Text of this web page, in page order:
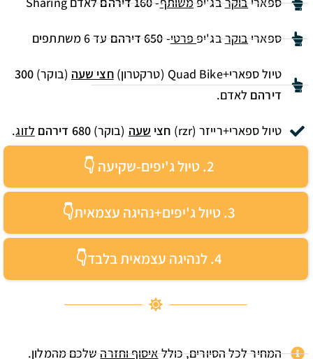
2. טיול ג'יפים-שקיעה 👇
3. טיול ג'יפים+נהיגה עצמאית👇
4. לנהיגה עצמאית בלבד👇
ספאריבוקרבג'יפפרטי-650 דירהם עד 6 משתתפים
טיול ספארי+Quad Bike (טרקטרון) חצי שעה (בוקר) 300
דירהם לאדם.
טיול ספארי+רייזר (rzr) חצי שעה (בוקר)680 דירהם לזוג.
המחיר לכל הסיורים, כוללאיסוף וחזרהשלכם מהמלון.